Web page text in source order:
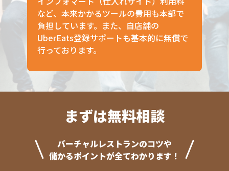
インフォマート（仕入れサイト）利用料
など、本来かかるツールの費用も本部で
負担しています。また、自店舗の
UberEats登録サポートも基本的に無償で
まずは無料相談
バーチャルレストランのコツや